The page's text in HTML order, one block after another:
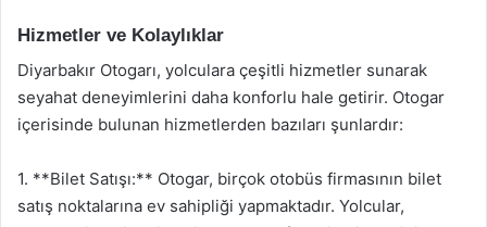
Hizmetler ve Kolaylıklar
Diyarbakır Otogarı, yolculara çeşitli hizmetler sunarak
seyahat deneyimlerini daha konforlu hale getirir. Otogar
içerisinde bulunan hizmetlerden bazıları şunlardır:
1. **Bilet Satışı:** Otogar, birçok otobüs firmasının bilet
satış noktalarına ev sahipliği yapmaktadır. Yolcular,